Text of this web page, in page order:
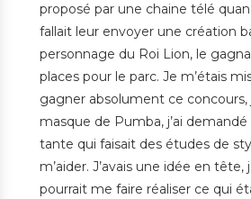
proposé par une chaine télé
fallait leur envoyer une création
personnage du Roi Lion, le
places pour le parc. Je m’étais
gagner absolument ce concours,
masque de Pumba, j’ai demandé
tante qui faisait des études de
m’aider. J’avais une idée en tête,
pourrait me faire réaliser ce qui